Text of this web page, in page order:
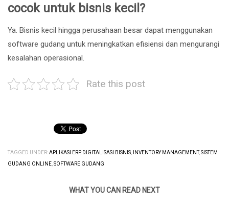
cocok untuk bisnis kecil?
Ya. Bisnis kecil hingga perusahaan besar dapat menggunakan
software gudang untuk meningkatkan efisiensi dan mengurangi
kesalahan operasional.
Rate this post
TAGGED UNDER:APLIKASI ERP, DIGITALISASI BISNIS INVENTORY MANAGEMENT,SISTEM
GUDANG ONLINE SOFTWARE GUDANG
WHAT YOU CAN READ NEXT